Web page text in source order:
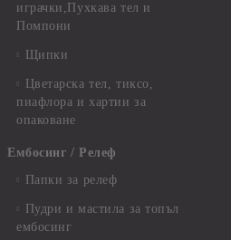
играчки,Пухкава тел и
Помпони
Щипки
Цветарска тел, тиксо,
пиафлора и хартии за
опаковане
Ембосинг / Релеф
Папки за релеф
Пудри и мастила за топъл
ембосинг